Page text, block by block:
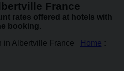
France
rates offered at hotels with
booking.
Home :